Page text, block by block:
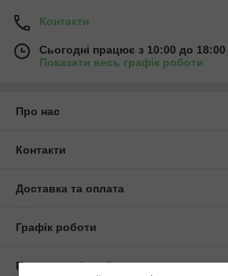
Контакти
Сьогодні працює з 10:00 до 18:00
Показати весь графік роботи
Про нас
Контакти
Доставка та оплата
Графік роботи
Повна версія сайту